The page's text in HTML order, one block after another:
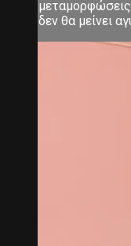
δεν θα μείνει